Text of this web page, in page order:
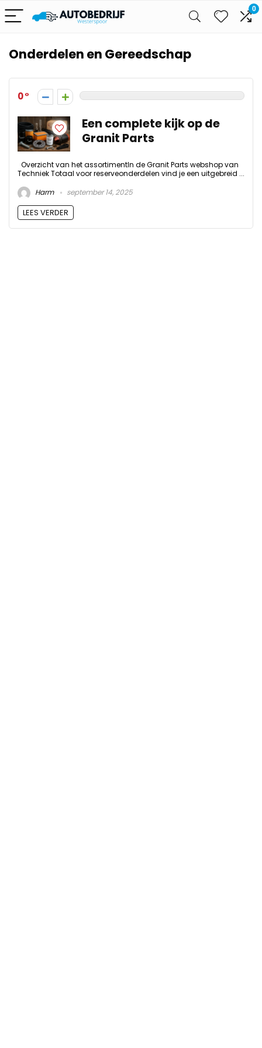
0
Onderdelen en Gereedschap
0
Een complete kijk op de
Granit Parts
Overzicht van het assortimentIn de Granit Parts webshop van
Techniek Totaal voor reserveonderdelen vind je een uitgebreid ...
Harm
september 14, 2025
LEES VERDER